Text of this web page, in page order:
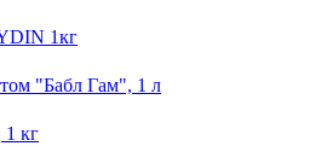
1кг
"Бабл Гам", 1 л
1 кг